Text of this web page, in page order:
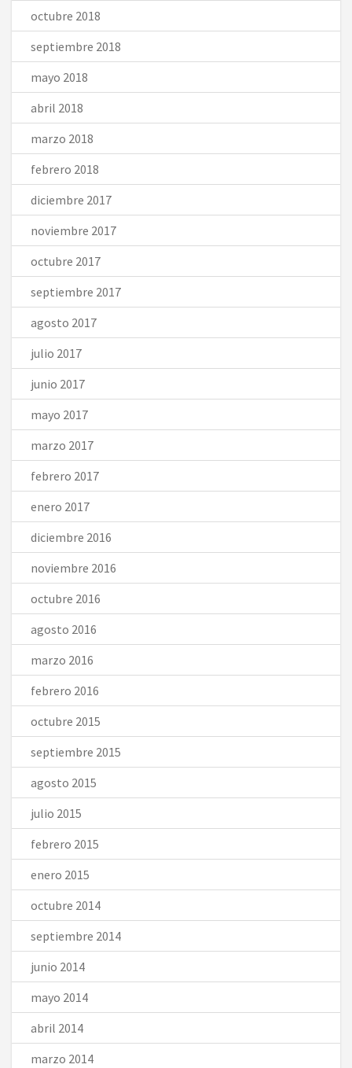
octubre 2018
septiembre 2018
mayo 2018
abril 2018
marzo 2018
febrero 2018
diciembre 2017
noviembre 2017
octubre 2017
septiembre 2017
agosto 2017
julio 2017
junio 2017
mayo 2017
marzo 2017
febrero 2017
enero 2017
diciembre 2016
noviembre 2016
octubre 2016
agosto 2016
marzo 2016
febrero 2016
octubre 2015
septiembre 2015
agosto 2015
julio 2015
febrero 2015
enero 2015
octubre 2014
septiembre 2014
junio 2014
mayo 2014
abril 2014
marzo 2014